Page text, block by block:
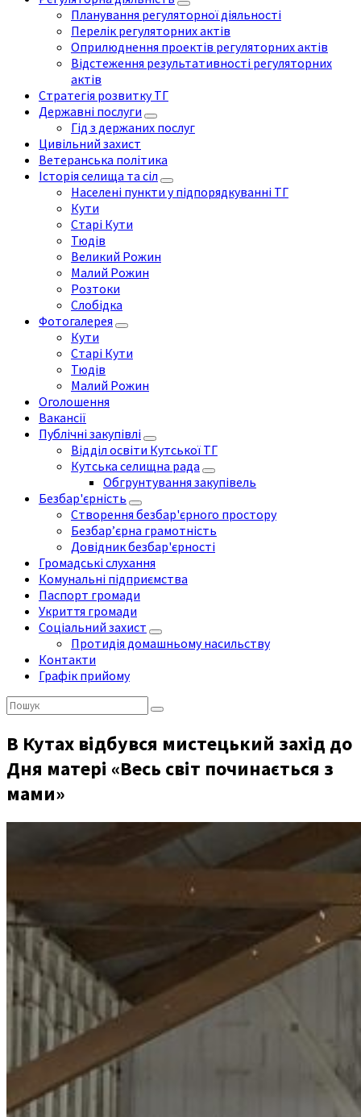
Планування регуляторної діяльності
Перелік регуляторних актів
Оприлюднення проектів регуляторних актів
Відстеження результативності регуляторних
актів
Стратегія розвитку ТГ
Державні послуги
Гід з держаних послуг
Цивільний захист
Ветеранська політика
Історія селища та сіл
Населені пункти у підпорядкуванні ТГ
Кути
Старі Кути
Тюдів
Великий Рожин
Малий Рожин
Розтоки
Слобідка
Фотогалерея
Кути
Старі Кути
Тюдів
Малий Рожин
Оголошення
Вакансії
Публічні закупівлі
Відділ освіти Кутської ТГ
Кутська селищна рада
Обгрунтування закупівель
Безбар'єрність
Створення безбар'єрного простору
Безбар’єрна грамотність
Довідник безбар'єрності
Громадські слухання
Комунальні підприємства
Паспорт громади
Укриття громади
Соціальний захист
Протидія домашньому насильству
Контакти
Графік прийому
Пошук:
В Кутах відбувся мистецький захід до
Дня матері «Весь світ починається з
мами»